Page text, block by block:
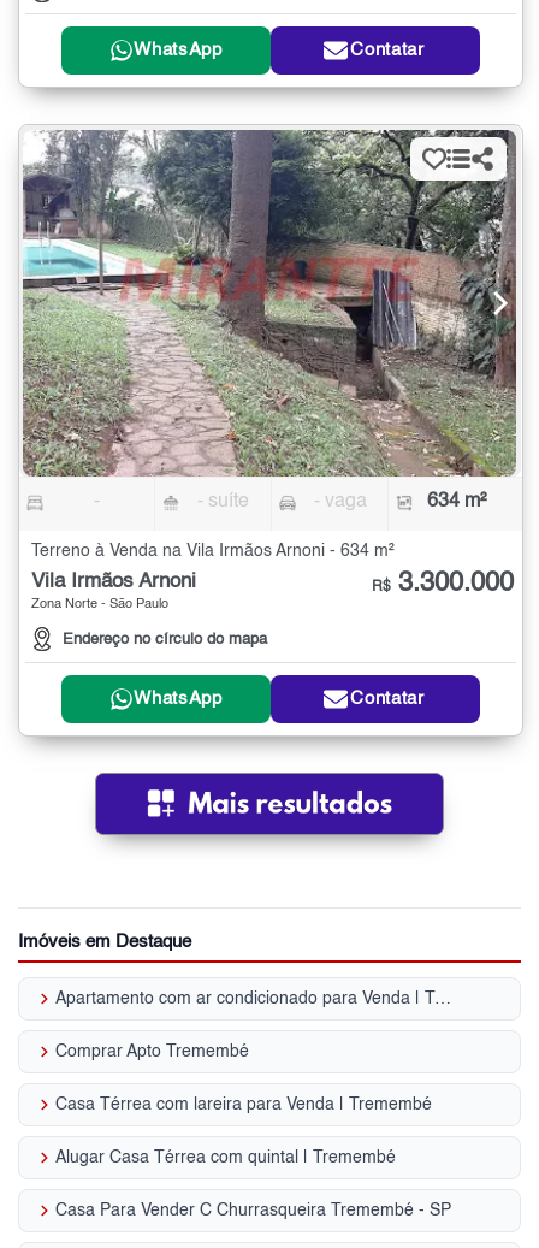
WhatsApp Contatar
- - suíte - vaga 634 m²
Terreno à Venda na Vila Irmãos Arnoni - 634 m²
Vila Irmãos Arnoni
Zona Norte - São Paulo
Endereço no círculo do mapa
R$ 3.300.000
WhatsApp Contatar
Imóveis em Destaque
keyboard_arrow_right Apartamento com ar condicionado para Venda | Tremembé
keyboard_arrow_right Comprar Apto Tremembé
keyboard_arrow_right Casa Térrea com lareira para Venda | Tremembé
keyboard_arrow_right Alugar Casa Térrea com quintal | Tremembé
keyboard_arrow_right Casa Para Vender C Churrasqueira Tremembé - SP